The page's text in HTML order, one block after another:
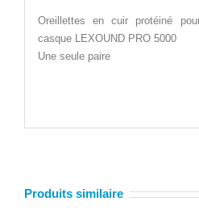
Oreillettes en cuir protéiné
casque LEXOUND PRO 5000
Une seule paire
Produits similaire